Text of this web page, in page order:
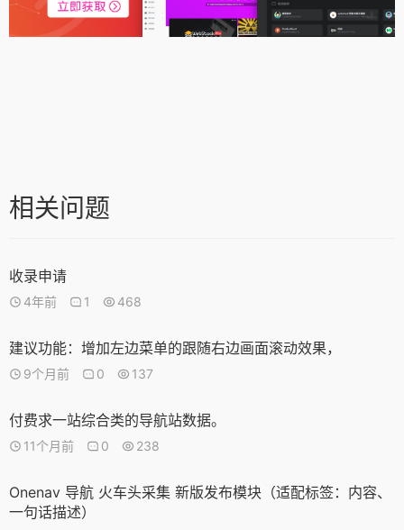
相关问题
收录申请
4年前 1 468
建议功能：增加左边菜单的跟随右边画面滚动效果，
9个月前 0 137
付费求一站综合类的导航站数据。
11个月前 0 238
Onenav 导航 火车头采集 新版发布模块（适配标签：内容、
一句话描述）